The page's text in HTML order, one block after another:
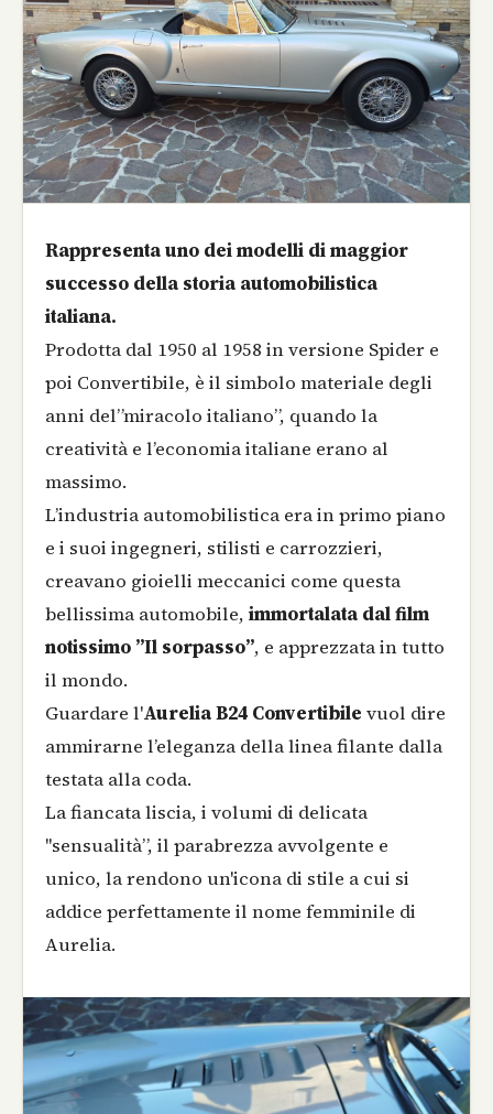
Rappresenta uno dei modelli di maggior
successo della storia automobilistica
italiana.
Prodotta dal 1950 al 1958 in versione Spider e
poi Convertibile, è il simbolo materiale degli
anni del”miracolo italiano”, quando la
creatività e l’economia italiane erano al
massimo.
L’industria automobilistica era in primo piano
e i suoi ingegneri, stilisti e carrozzieri,
creavano gioielli meccanici come questa
bellissima automobile, immortalata dal film
notissimo ”Il sorpasso”, e apprezzata in tutto
il mondo.
Guardare l'Aurelia B24 Convertibile vuol dire
ammirarne l’eleganza della linea filante dalla
testata alla coda.
La fiancata liscia, i volumi di delicata
"sensualità”, il parabrezza avvolgente e
unico, la rendono un'icona di stile a cui si
addice perfettamente il nome femminile di
Aurelia.